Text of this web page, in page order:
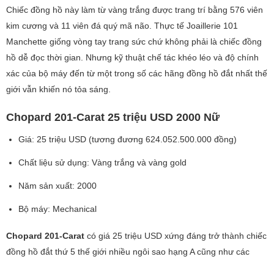
Chiếc đồng hồ này làm từ vàng trắng được trang trí bằng 576 viên
kim cương và 11 viên đá quý mã não. Thực tế Joaillerie 101
Manchette giống vòng tay trang sức chứ không phải là chiếc đồng
hồ dễ đọc thời gian. Nhưng kỹ thuật chế tác khéo léo và độ chính
xác của bộ máy đến từ một trong số các hãng đồng hồ đắt nhất thế
giới vẫn khiến nó tỏa sáng.
Chopard 201-Carat 25 triệu USD 2000 Nữ
Giá: 25 triệu USD (tương đương 624.052.500.000 đồng)
Chất liệu sử dụng: Vàng trắng và vàng gold
Năm sản xuất: 2000
Bộ máy: Mechanical
Chopard 201-Carat có giá 25 triệu USD xứng đáng trở thành chiếc
đồng hồ đắt thứ 5 thế giới nhiều ngôi sao hạng A cũng như các